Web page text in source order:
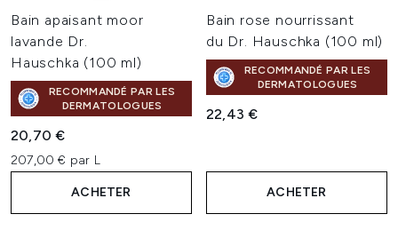
Bain apaisant moor
lavande Dr.
Hauschka (100 ml)
RECOMMANDÉ PAR LES
DERMATOLOGUES
20,70 €
207,00 € par L
ACHETER
Bain rose nourrissant
du Dr. Hauschka (100 ml)
RECOMMANDÉ PAR LES
DERMATOLOGUES
22,43 €
ACHETER